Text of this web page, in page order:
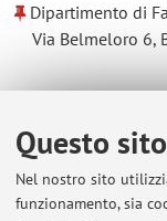
Questo
Nel nostro sito
funzionamento, sia
Dipartimento di
Via Belmeloro 6,
Lunedi e
Teams previa